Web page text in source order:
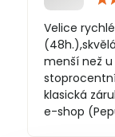
Velice
menší než
klasická
e-shop